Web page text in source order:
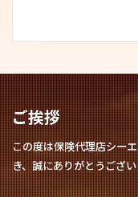
ご挨拶
この度は保険代理店シー
き、誠にありがとうござ